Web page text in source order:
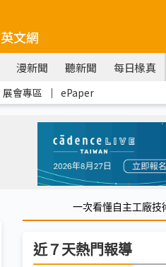
英文網
漫新聞 聽新聞 每日椽真
展會專區 ｜ ePaper
一次看懂自主工廠技
近７天熱門報導